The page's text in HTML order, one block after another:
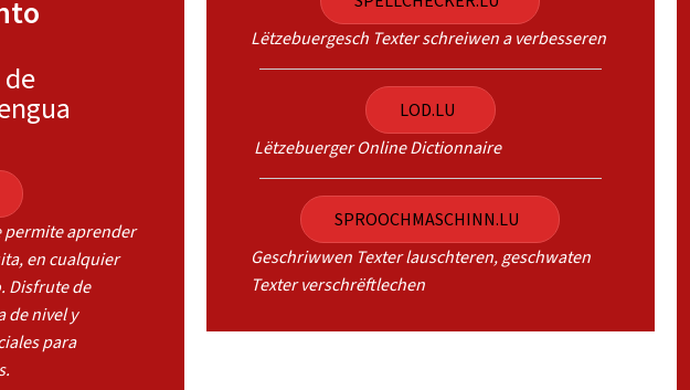
permite aprender
en cualquier
Disfrute de
de nivel y
para
Lëtzebuergesch Texter schreiwen a verbesseren
LOD.LU
Lëtzebuerger Online Dictionnaire
SPROOCHMASCHINN.LU
Geschriwwen Texter lauschteren, geschwaten
Texter verschrëftlechen